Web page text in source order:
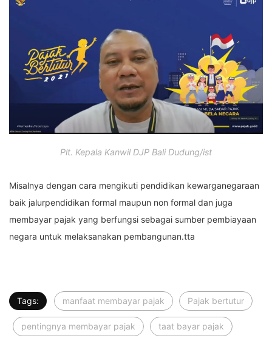
Plt. Kepala Kanwil DJP Bali Dudung/ist
Misalnya dengan cara mengikuti pendidikan kewarganegaraan
baik jalurpendidikan formal maupun non formal dan juga
membayar pajak yang berfungsi sebagai sumber pembiayaan
negara untuk melaksanakan pembangunan.tta
Tags: manfaat membayar pajak Pajak bertutur
pentingnya membayar pajak taat bayar pajak